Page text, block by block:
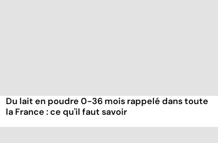
Du lait en poudre 0-36 mois rappelé dans toute
la France : ce qu'il faut savoir